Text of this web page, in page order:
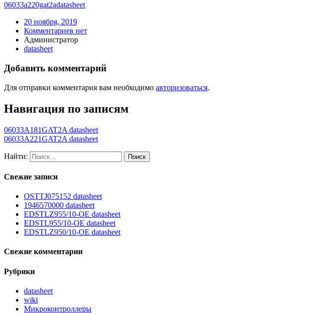
06033a220gat2adatasheet
20 ноября, 2019
Комментариев нет
Администратор
datasheet
Добавить комментарий
Для отправки комментария вам необходимо авторизоваться.
Навигация по записям
06033A181GAT2A datasheet
06033A221GAT2A datasheet
Найти:
Свежие записи
OSTTJ075152 datasheet
1946570000 datasheet
EDSTLZ955/10-OE datasheet
EDSTL955/10-OE datasheet
EDSTLZ950/10-OE datasheet
Свежие комментарии
Рубрики
datasheet
wiki
Микроконтроллеры